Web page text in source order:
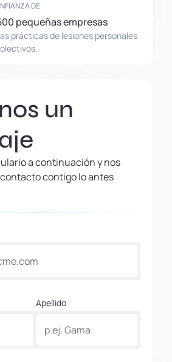
DE
pequeñas empresas
prácticas de lesiones personales
un
a continuación y nos
contigo lo antes
Apellido